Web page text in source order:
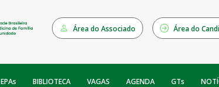
Área do Associado Área do
EPAs BIBLIOTECA VAGAS AGENDA GTs